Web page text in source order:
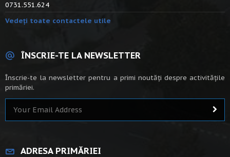
0731.551.624
Vedeți toate contactele utile
ÎNSCRIE-TE LA NEWSLETTER
Înscrie-te la newsletter pentru a primi noutăți despre activitățile
primăriei.
ADRESA PRIMĂRIEI